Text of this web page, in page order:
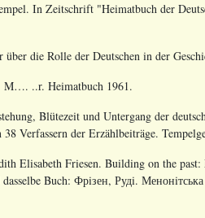
In Zeitschrift "Heimatbuch der
die Rolle der Deutschen in der
M…. ..r. Heimatbuch 1961.
Blütezeit und Untergang der
Verfassern der Erzählbeiträge.
Elisabeth Friesen. Building on the
dasselbe Buch: Фрiзен, Рудi.